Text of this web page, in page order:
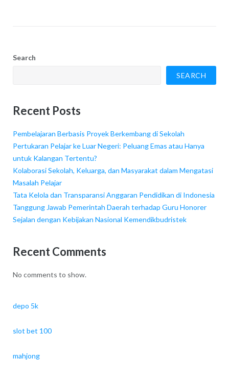
Search
SEARCH
Recent Posts
Pembelajaran Berbasis Proyek Berkembang di Sekolah
Pertukaran Pelajar ke Luar Negeri: Peluang Emas atau Hanya
untuk Kalangan Tertentu?
Kolaborasi Sekolah, Keluarga, dan Masyarakat dalam Mengatasi
Masalah Pelajar
Tata Kelola dan Transparansi Anggaran Pendidikan di Indonesia
Tanggung Jawab Pemerintah Daerah terhadap Guru Honorer
Sejalan dengan Kebijakan Nasional Kemendikbudristek
Recent Comments
No comments to show.
depo 5k
slot bet 100
mahjong